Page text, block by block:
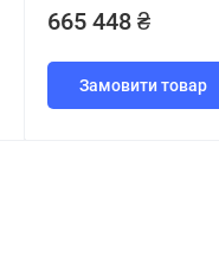
665 448 ₴
Замовити товар